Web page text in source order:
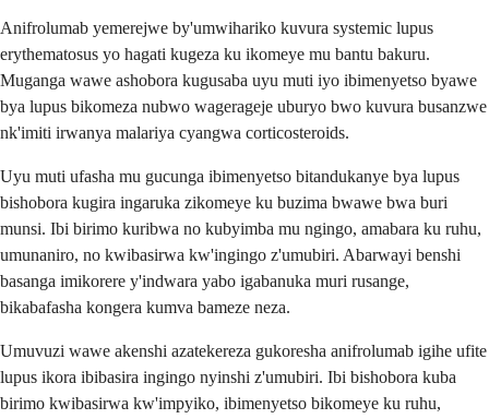
Anifrolumab yemerejwe by'umwihariko kuvura systemic lupus
erythematosus yo hagati kugeza ku ikomeye mu bantu bakuru.
Muganga wawe ashobora kugusaba uyu muti iyo ibimenyetso byawe
bya lupus bikomeza nubwo wagerageje uburyo bwo kuvura busanzwe
nk'imiti irwanya malariya cyangwa corticosteroids.
Uyu muti ufasha mu gucunga ibimenyetso bitandukanye bya lupus
bishobora kugira ingaruka zikomeye ku buzima bwawe bwa buri
munsi. Ibi birimo kuribwa no kubyimba mu ngingo, amabara ku ruhu,
umunaniro, no kwibasirwa kw'ingingo z'umubiri. Abarwayi benshi
basanga imikorere y'indwara yabo igabanuka muri rusange,
bikabafasha kongera kumva bameze neza.
Umuvuzi wawe akenshi azatekereza gukoresha anifrolumab igihe ufite
lupus ikora ibibasira ingingo nyinshi z'umubiri. Ibi bishobora kuba
birimo kwibasirwa kw'impyiko, ibimenyetso bikomeye ku ruhu,